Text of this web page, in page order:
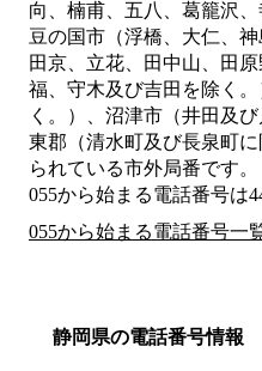
向、楠甫、五八、葛籠沢
豆の国市（浮橋、大仁、
田京、立花、田中山、田
福、守木及び吉田を除く
く。）、沼津市（井田及
東郡（清水町及び長泉町
られている市外局番です。
055から始まる電話番号は
055から始まる電話番号一
静岡県の電話番号情報